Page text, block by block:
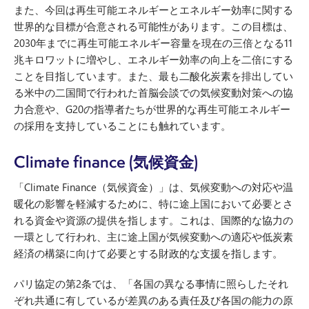
また、今回は再生可能エネルギーとエネルギー効率に関する
世界的な目標が合意される可能性があります。この目標は、
2030年までに再生可能エネルギー容量を現在の三倍となる11
兆キロワットに増やし、エネルギー効率の向上を二倍にする
ことを目指しています。また、最も二酸化炭素を排出してい
る米中の二国間で行われた首脳会談での気候変動対策への協
力合意や、G20の指導者たちが世界的な再生可能エネルギー
の採用を支持していることにも触れています。
Climate finance (気候資金)
「Climate Finance（気候資金）」は、気候変動への対応や温
暖化の影響を軽減するために、特に途上国において必要とさ
れる資金や資源の提供を指します。これは、国際的な協力の
一環として行われ、主に途上国が気候変動への適応や低炭素
経済の構築に向けて必要とする財政的な支援を指します。
パリ協定の第2条では、「各国の異なる事情に照らしたそれ
ぞれ共通に有しているが差異のある責任及び各国の能力の原